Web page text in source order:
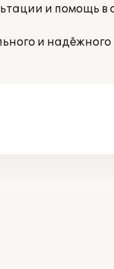
и помощь в
и надёжного